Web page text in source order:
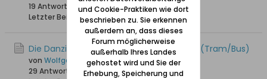
19 Antworten
5.473 Hits0 Likes
Letzter Beitrag12.06.2025, 15:24
Die Danziger öffentlichen Verkehrsmittel (Tram/Bus)
von Wolfgang
29 Antworten
36.468 Hits 0 Likes
und Cookie-Praktiken wie dort
beschrieben zu. Sie erkennen
außerdem an, dass dieses
Forum möglicherweise
außerhalb Ihres Landes
gehostet wird und Sie der
Erhebung, Speicherung und